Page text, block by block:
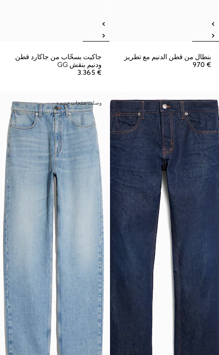
بنطال من قطن الدنيم مع تطريز
€ 970
جاكيت بسحّاب من جاكارد قطن
ودنيم بنقش GG
€ 3.365
وصلت منتجات جديدة